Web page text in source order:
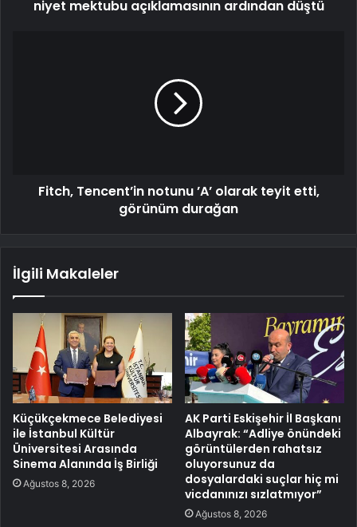
niyet mektubu açıklamasının ardından düştü
Fitch, Tencent’in notunu ’A’ olarak teyit etti,
görünüm durağan
İlgili Makaleler
Küçükçekmece Belediyesi
ile İstanbul Kültür
Üniversitesi Arasında
Sinema Alanında İş Birliği
Ağustos 8, 2026
AK Parti Eskişehir İl Başkanı
Albayrak: “Adliye önündeki
görüntülerden rahatsız
oluyorsunuz da
dosyalardaki suçlar hiç mi
vicdanınızı sızlatmıyor”
Ağustos 8, 2026